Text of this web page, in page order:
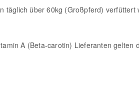
über 60kg (Großpferd)
A (Beta-carotin) Lieferanten gelten